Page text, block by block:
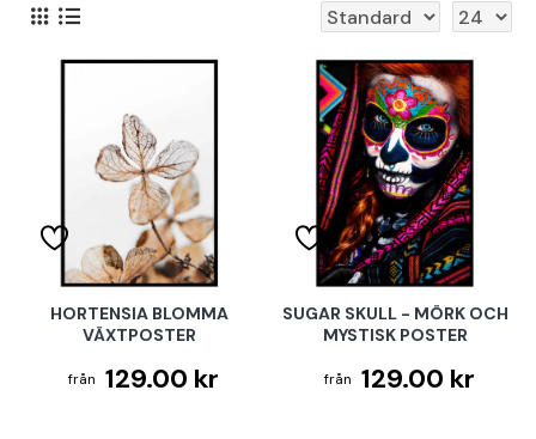
HORTENSIA BLOMMA
VÄXTPOSTER
129.00 kr
SUGAR SKULL - MÖRK OCH
MYSTISK POSTER
129.00 kr